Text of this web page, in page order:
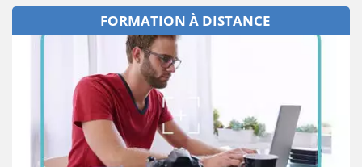
FORMATION À DISTANCE